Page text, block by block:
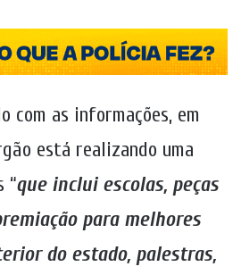
com as informações, em
está realizando uma
“que inclui escolas, peças
para melhores
do estado, palestras,